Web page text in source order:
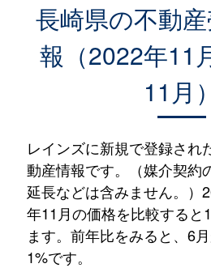
長崎県の不動
報（2022年11
11月）
レインズに新規で登録され
動産情報です。（媒介契約
延長などは含みません。）
年11月の価格を比較すると
ます。前年比をみると、6
1%です。